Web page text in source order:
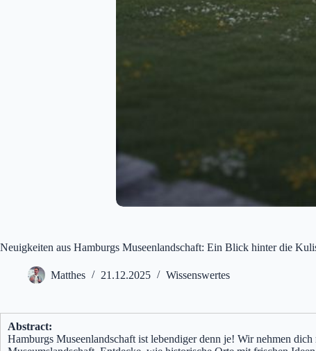
Neuigkeiten aus Hamburgs Museenlandschaft: Ein Blick hinter die
Matthes 21.12.2025 Wissenswertes
Abstract:
Hamburgs Museenlandschaft ist lebendiger denn je! Wir nehmen